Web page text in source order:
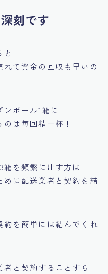
刻です
と
て資金の回収も早いの
ボール1箱に
は毎回精一杯！
箱を頻繁に出す方は
めに配送業者と契約を結
を簡単には結んでくれ
と契約することすら